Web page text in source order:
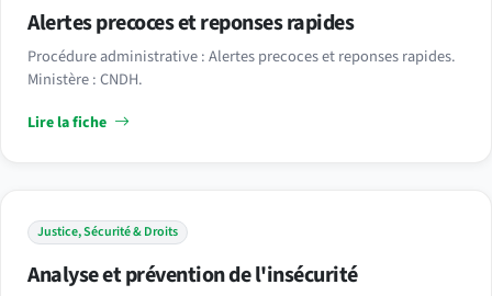
Alertes precoces et reponses rapides
Procédure administrative : Alertes precoces et reponses rapides.
Ministère : CNDH.
Lire la fiche
Justice, Sécurité & Droits
Analyse et prévention de l'insécurité